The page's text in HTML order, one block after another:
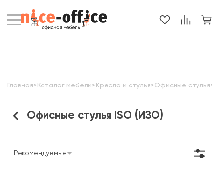
Офисные стулья ISO (ИЗО)
Главная> Каталог мебели> Кресла и стулья>Офисные стулья>
Рекомендуемые